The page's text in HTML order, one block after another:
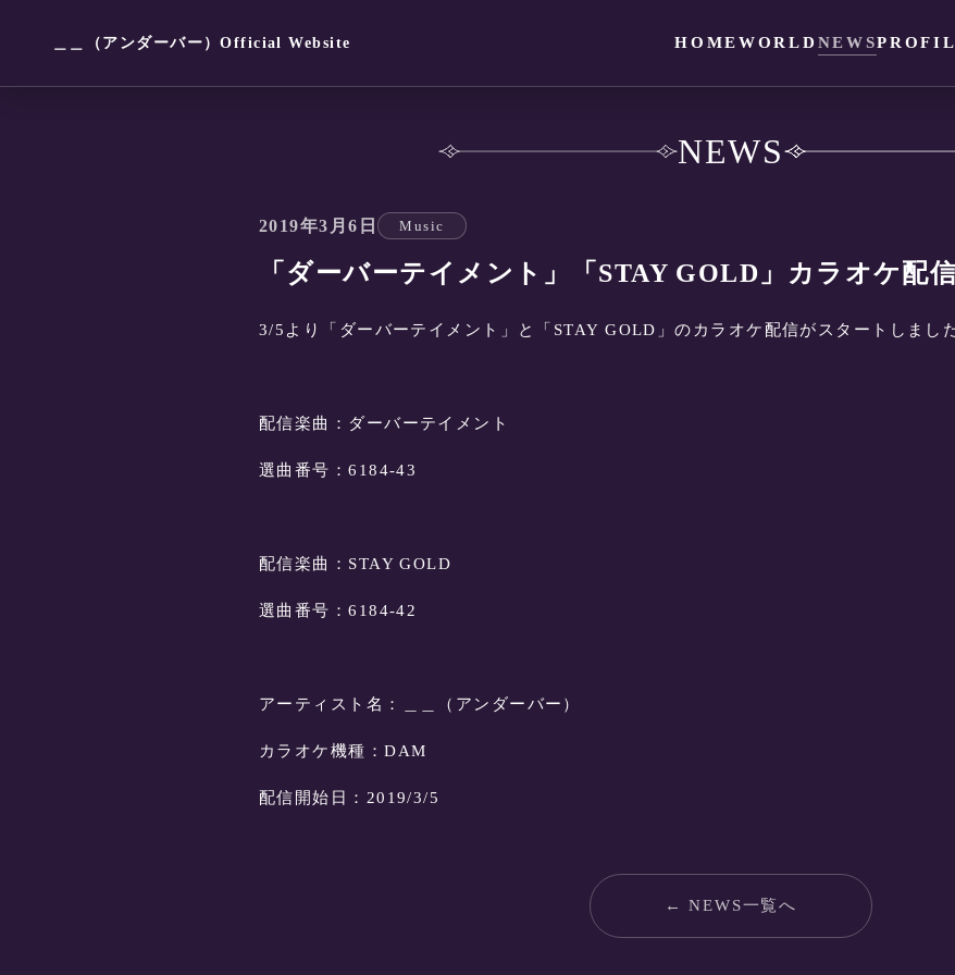
＿＿（アンダーバー）Official Website HOMEWORLD NEWS
NEWS
2019年3月6日 Music
「ダーバーテイメント」「STAY GOLD」カラオケ配
3/5より「ダーバーテイメント」と「STAY GOLD」のカラオケ配信がスタートしまし
配信楽曲：ダーバーテイメント
選曲番号：6184-43
配信楽曲：STAY GOLD
選曲番号：6184-42
アーティスト名：＿＿（アンダーバー）
カラオケ機種：DAM
配信開始日：2019/3/5
← NEWS一覧へ